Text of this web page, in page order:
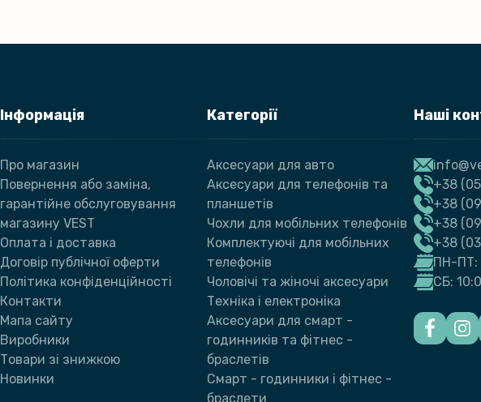
Інформація
Про магазин
Повернення або заміна,
гарантійне обслуговування
магазину VEST
Оплата і доставка
Договір публічної оферти
Політика конфіденційності
Контакти
Мапа сайту
Виробники
Товари зі знижкою
Новинки
Категорії
Аксесуари для авто
Аксесуари для телефонів та
планшетів
Чохли для мобільних телефонів
Комплектуючі для мобільних
телефонів
Чоловічі та жіночі аксесуари
Техніка і електроніка
Аксесуари для смарт -
годинників та фітнес -
браслетів
Смарт - годинники і фітнес -
браслети
Наші
+38
+38
+38
+38
ПН-ПТ:
СБ: